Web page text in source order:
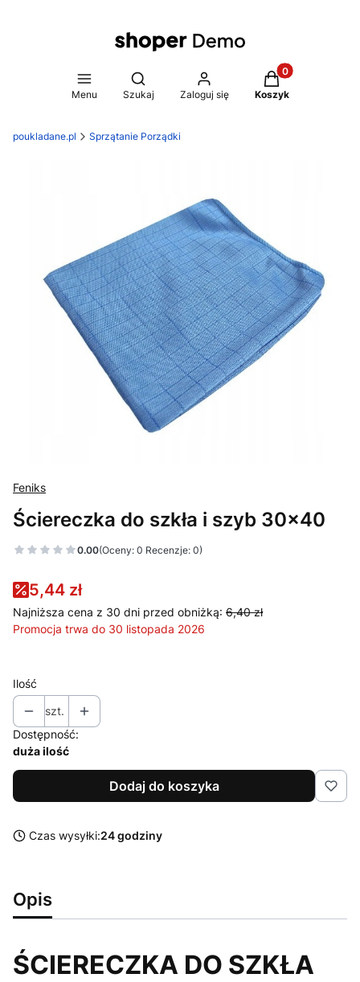
Menu
Otwórz wyszukiwarkę
Szukaj Zaloguj się
Produkty w
Koszyk
poukladane.pl Sprzątanie Porządki
Feniks
Ściereczka do szkła i szyb 30x40
0.00(Oceny: 0 Recenzje: 0)
5,44 zł
Najniższa cena z 30 dni przed obniżką: 6,40 zł
Promocja trwa do 30 listopada 2026
Ilość
szt.
Dostępność:
duża ilość
Dodaj do koszyka
Czas wysyłki:24 godziny
Opis
ŚCIERECZKA DO SZKŁA